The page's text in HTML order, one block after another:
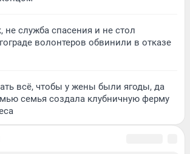
не служба спасения и не стол
волонтеров обвинили в отказе
всё, чтобы у жены были ягоды, да
семья создала клубничную ферму